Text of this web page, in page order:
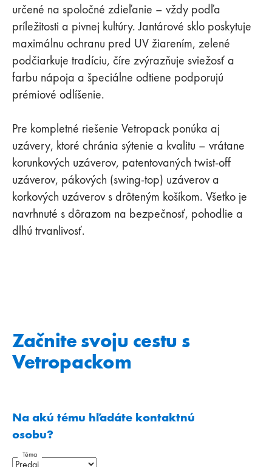
určené na spoločné zdieľanie – vždy podľa
príležitosti a pivnej kultúry. Jantárové sklo poskytuje
maximálnu ochranu pred UV žiarením, zelené
podčiarkuje tradíciu, číre zvýrazňuje sviežosť a
farbu nápoja a špeciálne odtiene podporujú
prémiové odlíšenie.
Pre kompletné riešenie Vetropack ponúka aj
uzávery, ktoré chránia sýtenie a kvalitu – vrátane
korunkových uzáverov, patentovaných twist‑off
uzáverov, pákových (swing‑top) uzáverov a
korkových uzáverov s drôteným košíkom. Všetko je
navrhnuté s dôrazom na bezpečnosť, pohodlie a
dlhú trvanlivosť.
Začnite svoju cestu s
Vetropackom
Na akú tému hľadáte kontaktnú
osobu?
Téma